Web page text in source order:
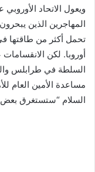
ويعول الاتحاد
المهاجرين الذين
تحمل أكثر من طاقتها
أوروبا. لكن
السلطة في طرابلس
مساعدة الأمين العام
السلام “ستستغرق